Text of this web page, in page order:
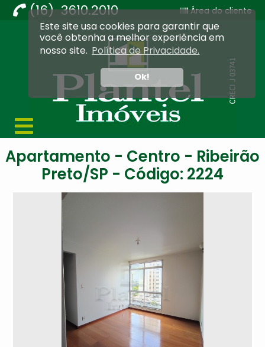
Este site usa cookies para garantir que
você obtenha a melhor experiência em
nosso site. Política de Privacidade.
Ok!
(16) 3610.2010 Área do cliente
Imobiliária Ribeirão Preto - Plantel Imóveis
Apartamento - Centro - Ribeirão
Preto/SP - Código: 2224